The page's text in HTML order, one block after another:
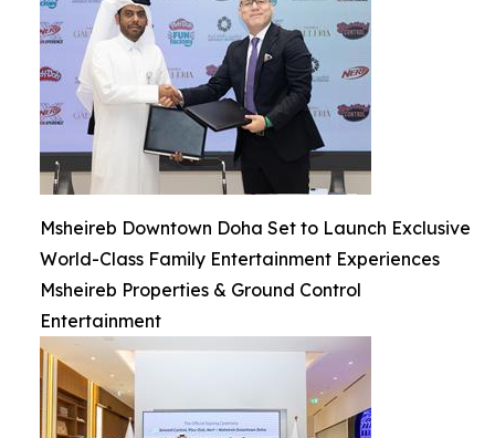
Msheireb Downtown Doha Set to Launch Exclusive
World-Class Family Entertainment Experiences
Msheireb Properties & Ground Control
Entertainment